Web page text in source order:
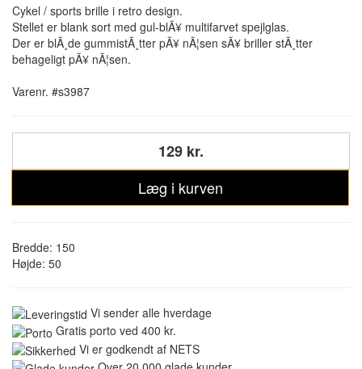
Cykel / sports brille i retro design.
Stellet er blank sort med gul-blÃ¥ multifarvet spejlglas.
Der er blÃ¸de gummistÃ¸tter pÃ¥ nÃ¦sen sÃ¥ briller stÃ¸tter
behageligt pÃ¥ nÃ¦sen.
Varenr. #s3987
129 kr.
Læg i kurven
Bredde: 150
Højde: 50
Vi sender alle hverdage
Gratis porto ved 400 kr.
Vi er godkendt af NETS